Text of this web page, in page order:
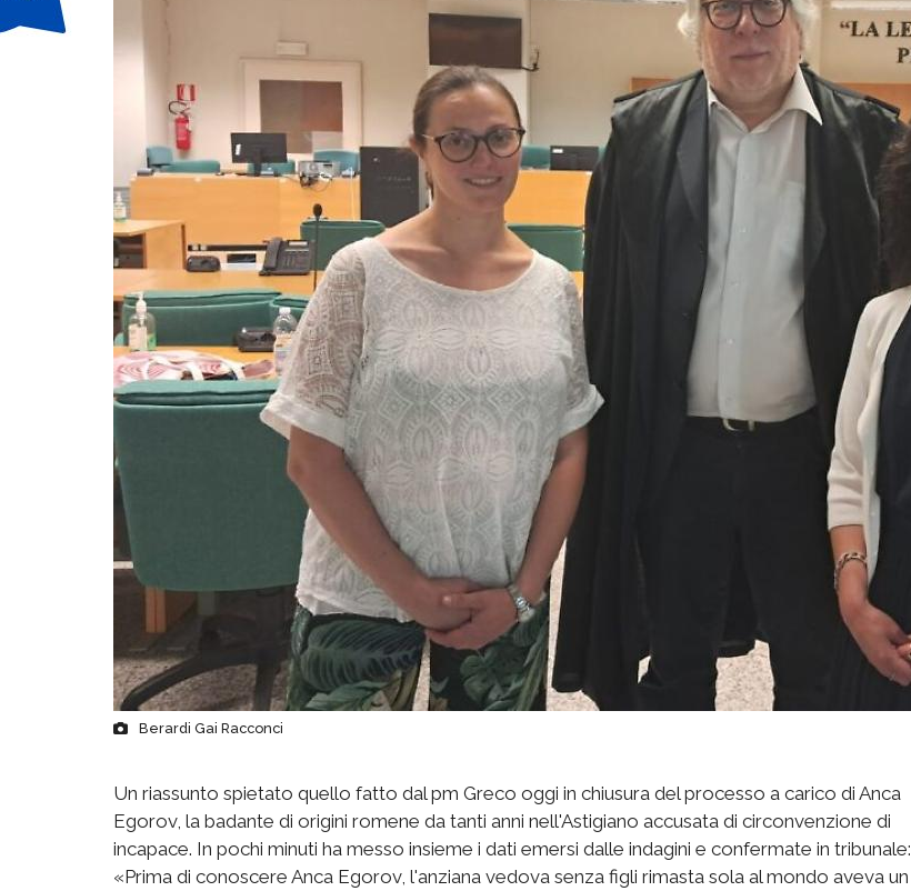
Berardi Gai Racconci
Un riassunto spietato quello fatto dal pm Greco oggi in chiusura del processo a carico di Anca
Egorov, la badante di origini romene da tanti anni nell'Astigiano accusata di circonvenzione di
incapace. In pochi minuti ha messo insieme i dati emersi dalle indagini e confermate in tribunale:
«Prima di conoscere Anca Egorov, l'anziana vedova senza figli rimasta sola al mondo aveva un